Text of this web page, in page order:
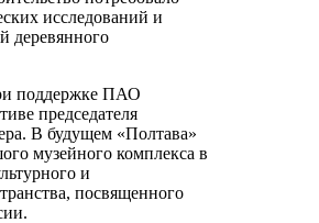
исследований и
деревянного
поддержке ПАО
председателя
В будущем «Полтава»
музейного комплекса в
и
посвященного